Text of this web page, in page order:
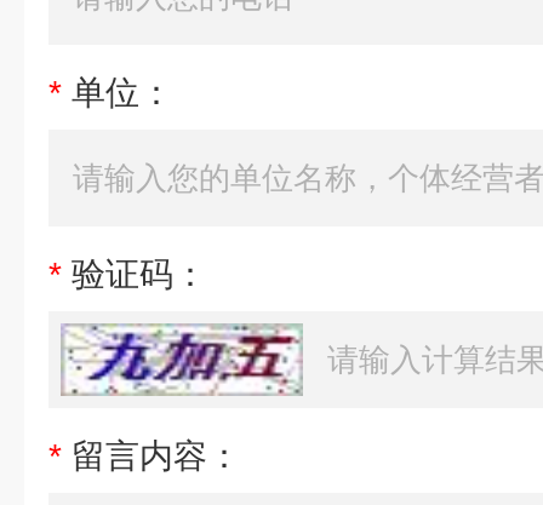
* 单位：
* 验证码：
* 留言内容：